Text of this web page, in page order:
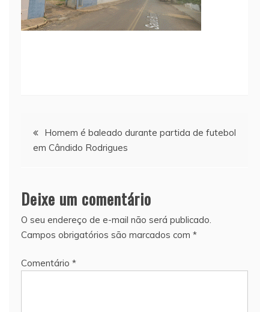
Navegação
de
Post
Homem é baleado durante partida de futebol
em Cândido Rodrigues
Deixe um comentário
O seu endereço de e-mail não será publicado.
Campos obrigatórios são marcados com *
Comentário *